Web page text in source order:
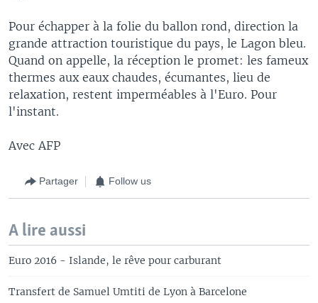
Pour échapper à la folie du ballon rond, direction la
grande attraction touristique du pays, le Lagon bleu.
Quand on appelle, la réception le promet: les fameux
thermes aux eaux chaudes, écumantes, lieu de
relaxation, restent imperméables à l'Euro. Pour
l'instant.
Avec AFP
Partager Follow us
A lire aussi
Euro 2016 - Islande, le rêve pour carburant
Transfert de Samuel Umtiti de Lyon à Barcelone